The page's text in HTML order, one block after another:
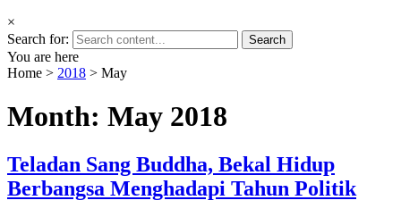
×
Search for:
You are here
Home > 2018 > May
Month: May 2018
Teladan Sang Buddha, Bekal Hidup
Berbangsa Menghadapi Tahun Politik